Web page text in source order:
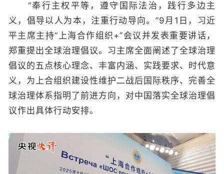
“奉行主权平等，遵守国际法治，践行多边主
义，倡导以人为本，注重行动导向。”9月1日，习近
平主席主持“上海合作组织+”会议并发表重要讲话，
郑重提出全球治理倡议。习主席全面阐述了全球治理
倡议的五点核心理念、丰富内涵、实践要求、时代意
义，为上合组织建设性维护二战后国际秩序、完善全
球治理体系指明了前进方向，对中国落实全球治理倡
议作出具体行动安排。